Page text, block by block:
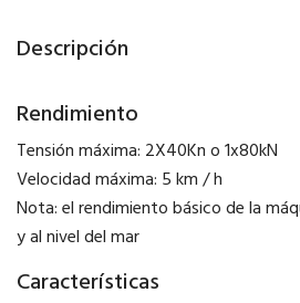
Descripción
Rendimiento
Tensión máxima: 2X40Kn o 1x80kN
Velocidad máxima: 5 km / h
Nota: el rendimiento básico de la
y al nivel del mar
Características